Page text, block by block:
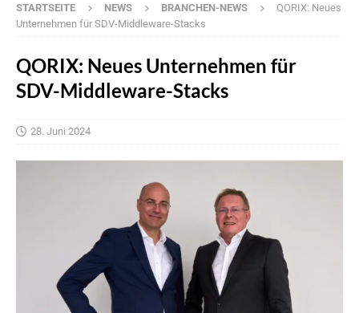
STARTSEITE NEWS BRANCHEN-NEWS
QORIX: Neues
Unternehmen für SDV-Middleware-Stacks
QORIX: Neues Unternehmen für
SDV-Middleware-Stacks
28. Juni 2024